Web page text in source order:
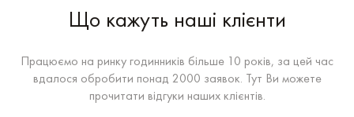
Що кажуть наші клієнти
Працюємо на ринку годинників більше 10 років, за цей час
вдалося обробити понад 2000 заявок. Тут Ви можете
прочитати відгуки наших клієнтів.